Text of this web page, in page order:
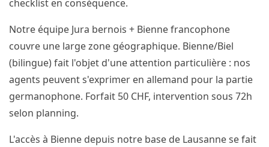
checklist en conséquence.
Notre équipe Jura bernois + Bienne francophone
couvre une large zone géographique. Bienne/Biel
(bilingue) fait l'objet d'une attention particulière : nos
agents peuvent s'exprimer en allemand pour la partie
germanophone. Forfait 50 CHF, intervention sous 72h
selon planning.
L'accès à Bienne depuis notre base de Lausanne se fait